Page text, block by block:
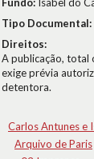
Tipo Documental:
Direitos:
A publicação, total
exige prévia
detentora.
Carlos Antunes e
Arquivo de Paris